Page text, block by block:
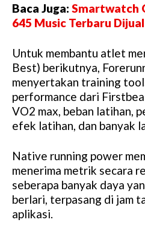
Baca Juga: Smartwatch
645 Music Terbaru
Untuk membantu atlet
Best) berikutnya,
menyertakan training
performance dari
VO2 max, beban latihan,
efek latihan, dan banyak
Native running power
menerima metrik secara
seberapa banyak daya
berlari, terpasang di jam
aplikasi.